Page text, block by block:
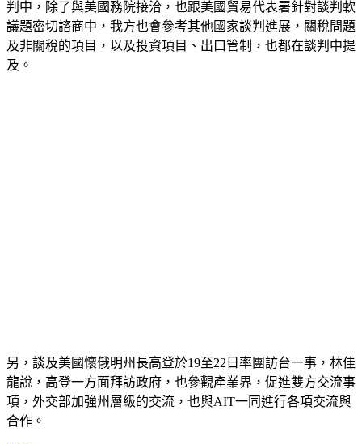
判中，除了與美國務院接洽，也跟美國貿易代表署針對談判軟
議題密切諮商中，我方也會參考其他國家談判進展，關稅問題
及非關稅的項目，以及投資項目、出口管制，也都在談判中提
及。
另，談及美國懷俄明州長高登於19至22日率團訪台一事，林佳
龍說，高登一方面拜訪政府，也參觀產業界，促進雙方交流事
項，外交部加強州層級的交流，也與AIT一同進行各項交流與
合作。